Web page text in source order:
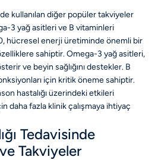
kullanılan diğer popüler takviyeler
3 yağ asitleri ve B vitaminleri
hücresel enerji üretiminde önemli bir
sahiptir. Omega-3 yağ asitleri,
ve beyin sağlığını destekler. B
için kritik öneme sahiptir.
hastalığı üzerindeki etkileri
daha fazla klinik çalışmaya ihtiyaç
Tedavisinde
Takviyeler